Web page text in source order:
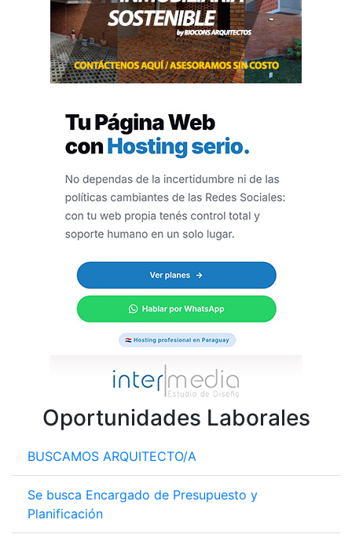
Oportunidades Laborales
BUSCAMOS ARQUITECTO/A
Se busca Encargado de Presupuesto y
Planificación